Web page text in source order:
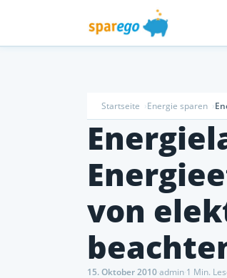
Startseite Energie sparen
von
15. Oktober 2010·admin·1 Min.